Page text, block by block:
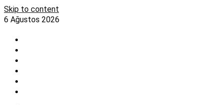
Skip to content
6 Ağustos 2026